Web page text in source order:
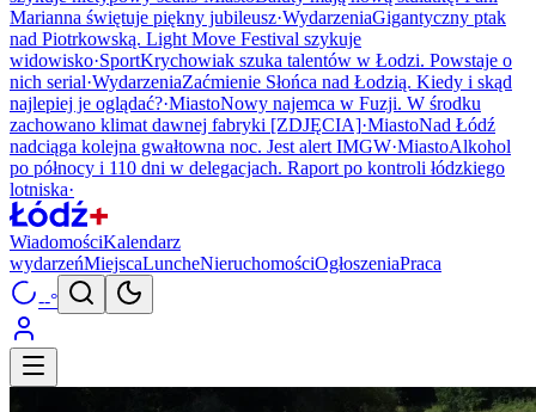
Marianna świętuje piękny jubileusz·WydarzeniaGigantyczny ptak
nad Piotrkowską. Light Move Festival szykuje
widowisko·SportKrychowiak szuka talentów w Łodzi. Powstaje o
nich serial·WydarzeniaZaćmienie Słońca nad Łodzią. Kiedy i skąd
najlepiej je oglądać?·MiastoNowy najemca w Fuzji. W środku
zachowano klimat dawnej fabryki [ZDJĘCIA]·MiastoNad Łódź
nadciąga kolejna gwałtowna noc. Jest alert IMGW·MiastoAlkohol
po północy i 110 dni w delegacjach. Raport po kontroli łódzkiego
lotniska·
WiadomościKalendarz
wydarzeńMiejscaLuncheNieruchomościOgłoszeniaPraca
--°